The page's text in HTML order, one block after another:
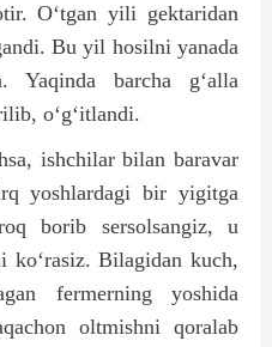
O‘tgan yili gektaridan
Bu yil hosilni yanada
Yaqinda barcha g‘alla
o‘g‘itlandi.
ishchilar bilan baravar
yoshlardagi bir yigitga
borib sersolsangiz, u
ko‘rasiz. Bilagidan kuch,
fermerning yoshida
oltmishni qoralab